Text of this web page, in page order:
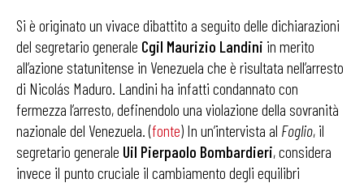
Si è originato un vivace dibattito a seguito delle dichiarazioni
del segretario generale Cgil Maurizio Landini in merito
all’azione statunitense in Venezuela che è risultata nell’arresto
di Nicolás Maduro. Landini ha infatti condannato con
fermezza l’arresto, definendolo una violazione della sovranità
nazionale del Venezuela. (fonte) In un’intervista al Foglio, il
segretario generale Uil Pierpaolo Bombardieri, considera
invece il punto cruciale il cambiamento degli equilibri